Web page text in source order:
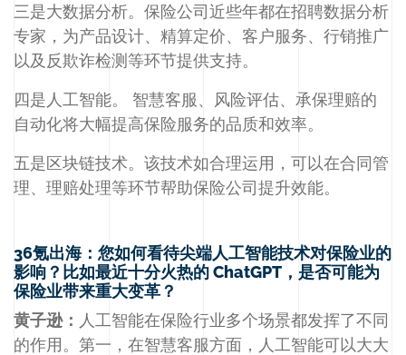
三是大数据分析。保险公司近些年都在招聘数据分析
专家，为产品设计、精算定价、客户服务、行销推广
以及反欺诈检测等环节提供支持。
四是人工智能。 智慧客服、风险评估、承保理赔的
自动化将大幅提高保险服务的品质和效率。
五是区块链技术。该技术如合理运用，可以在合同管
理、理赔处理等环节帮助保险公司提升效能。
36氪出海：您如何看待尖端人工智能技术对保险业的
影响？比如最近十分火热的 ChatGPT，是否可能为
保险业带来重大变革？
黄子逊： 人工智能在保险行业多个场景都发挥了不同
的作用。第一，在智慧客服方面，人工智能可以大大